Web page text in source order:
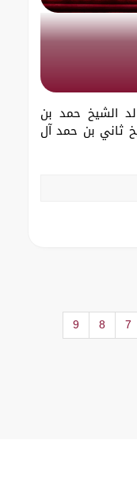
الشيخ حمد بن
ثاني بن حمد آل
7
8
9